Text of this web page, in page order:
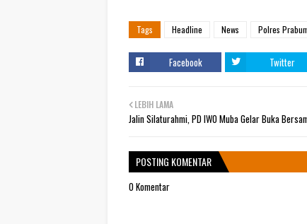
Tags Headline News Polres
Facebook Twitter
LEBIH LAMA
Jalin Silaturahmi, PD IWO Muba Gelar Buka
POSTING KOMENTAR
0 Komentar